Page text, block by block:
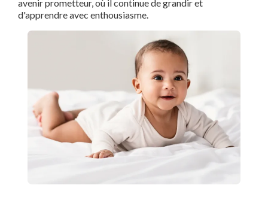
avenir prometteur, où il continue de grandir et
d'apprendre avec enthousiasme.